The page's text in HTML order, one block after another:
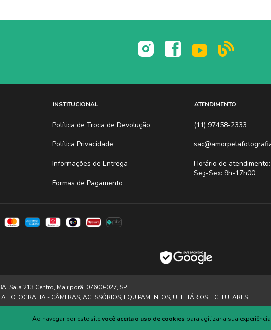
Ao navegar por este sitevocê aceita o uso de cookies para agilizar a sua
INSTITUCIONAL
Política de Troca de Devolução
Política Privacidade
Informações de Entrega
Formas de Pagamento
ATENDIMENTO
(11) 97458-2333
Horário de atendimento:
Seg-Sex: 9h-17h00
Sala 213 Centro, Mairiporã, 07600-027, SP
FOTOGRAFIA - CÂMERAS, ACESSÓRIOS, EQUIPAMENTOS, UTILITÁRIOS E CELULARES